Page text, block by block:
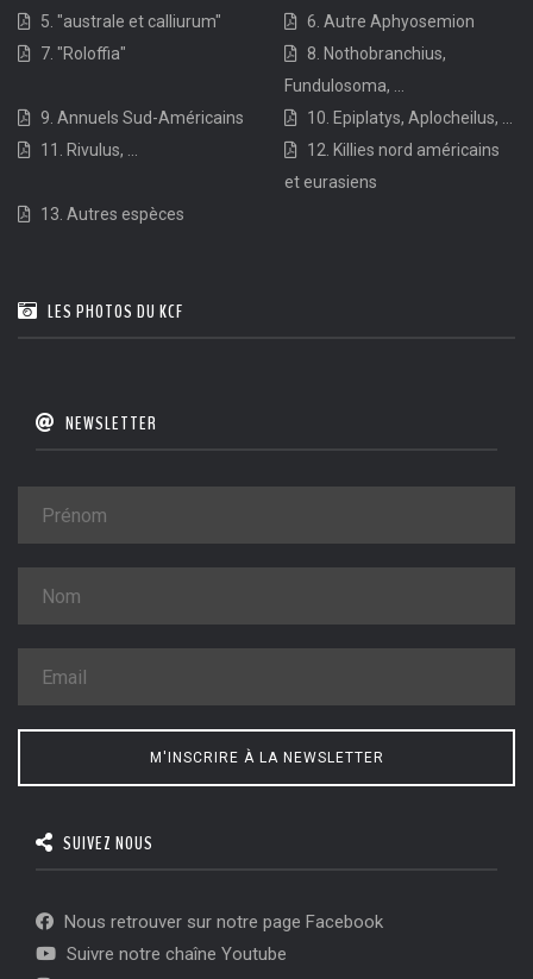
5. "australe et calliurum"
6. Autre Aphyosemion
7. "Roloffia"
8. Nothobranchius,
Fundulosoma, ...
9. Annuels Sud-Américains
10. Epiplatys, Aplocheilus, ...
11. Rivulus, ...
12. Killies nord américains
et eurasiens
13. Autres espèces
LES PHOTOS DU KCF
NEWSLETTER
M'INSCRIRE À LA NEWSLETTER
SUIVEZ NOUS
Nous retrouver sur notre page Facebook
Suivre notre chaîne Youtube